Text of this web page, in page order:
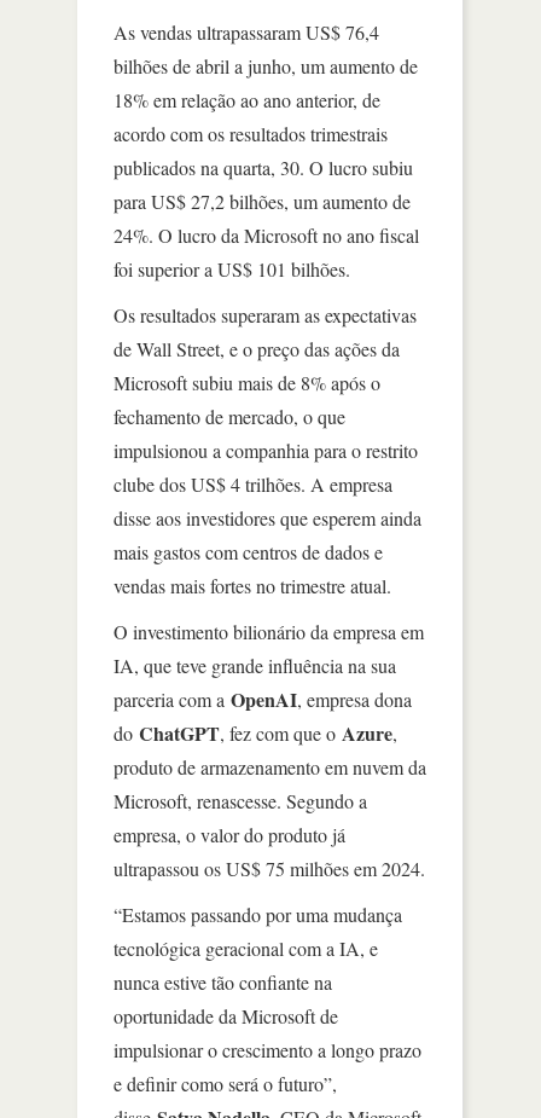
As vendas ultrapassaram US$ 76,4
bilhões de abril a junho, um aumento de
18% em relação ao ano anterior, de
acordo com os resultados trimestrais
publicados na quarta, 30. O lucro subiu
para US$ 27,2 bilhões, um aumento de
24%. O lucro da Microsoft no ano fiscal
foi superior a US$ 101 bilhões.
Os resultados superaram as expectativas
de Wall Street, e o preço das ações da
Microsoft subiu mais de 8% após o
fechamento de mercado, o que
impulsionou a companhia para o restrito
clube dos US$ 4 trilhões. A empresa
disse aos investidores que esperem ainda
mais gastos com centros de dados e
vendas mais fortes no trimestre atual.
O investimento bilionário da empresa em
IA, que teve grande influência na sua
parceria com a OpenAI, empresa dona
do ChatGPT, fez com que o Azure,
produto de armazenamento em nuvem da
Microsoft, renascesse. Segundo a
empresa, o valor do produto já
ultrapassou os US$ 75 milhões em 2024.
“Estamos passando por uma mudança
tecnológica geracional com a IA, e
nunca estive tão confiante na
oportunidade da Microsoft de
impulsionar o crescimento a longo prazo
e definir como será o futuro”,